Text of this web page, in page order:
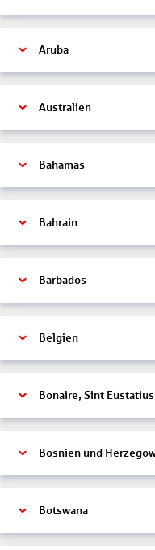
Aruba
Australien
Bahamas
Bahrain
Barbados
Belgien
Bosnien und
Botswana